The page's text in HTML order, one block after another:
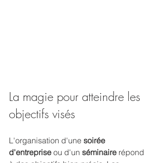
La magie pour atteindre les
objectifs visés
L'organisation d'une soirée
d'entreprise ou d'un séminaire répond